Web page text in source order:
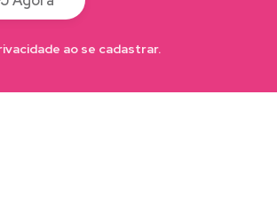
ao se cadastrar.